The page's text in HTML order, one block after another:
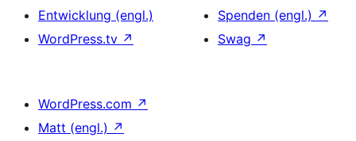
Entwicklung (engl.)
WordPress.tv ↗
Spenden (engl.) ↗
Swag ↗
WordPress.com ↗
Matt (engl.) ↗